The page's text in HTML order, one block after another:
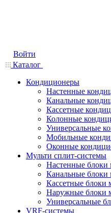
Войти
Каталог
Кондиционеры
Настенные
Канальные
Кассетные
Колонные
Универсальные
Мобильные
Оконные
Мульти сплит-системы
Настенные блоки
Канальные блоки
Кассетные блоки
Наружные блоки
Универсальные
VRF-системы